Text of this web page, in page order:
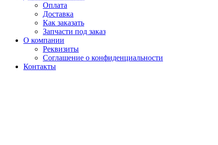
Оплата
Доставка
Как заказать
Запчасти под заказ
О компании
Реквизиты
Соглашение о конфиденциальности
Контакты